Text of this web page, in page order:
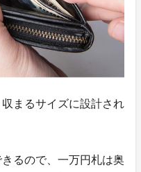
まるサイズに設計され
るので、一万円札は奥